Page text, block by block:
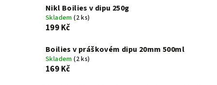
Nikl Boilies v dipu 250g
Skladem(2 ks)
199 Kč
Boilies v práškovém dipu 20mm 500ml
Skladem(2 ks)
169 Kč